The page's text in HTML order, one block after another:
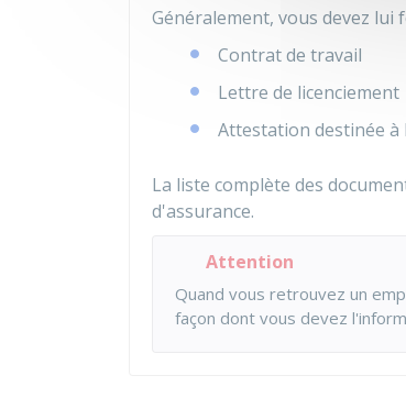
Généralement, vous devez
Contrat de travail
Lettre de licenciement
Attestation destinée à
La liste complète des
d'assurance.
Attention
Quand vous retrouvez un
façon dont vous devez